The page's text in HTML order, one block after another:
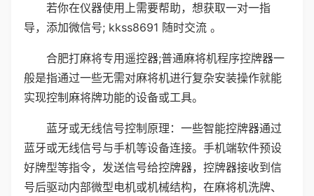
若你在仪器使用上需要帮助，想获取一对一指
导，添加微信号; kkss8691 随时交流 。
合肥打麻将专用遥控器;普通麻将机程序控牌器一
般是指通过一些无需对麻将机进行复杂安装操作就能
实现控制麻将牌功能的设备或工具。
蓝牙或无线信号控制原理：一些智能控牌器通过
蓝牙或无线信号与手机等设备连接。手机端软件预设
好牌型等指令，发送信号给控牌器，控牌器接收到信
号后驱动内部微型电机或机械结构，在麻将机洗牌、